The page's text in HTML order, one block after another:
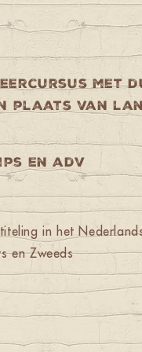
met
plaats van
en adv
in het
en Zweeds